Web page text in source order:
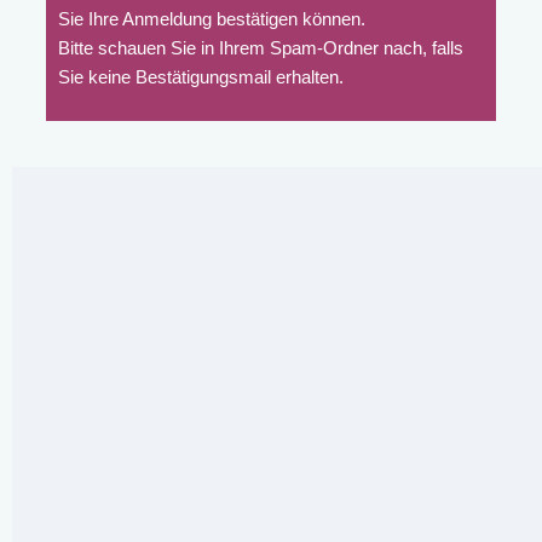
Sie Ihre Anmeldung bestätigen können.
Bitte schauen Sie in Ihrem Spam-Ordner nach, falls
Sie keine Bestätigungsmail erhalten.